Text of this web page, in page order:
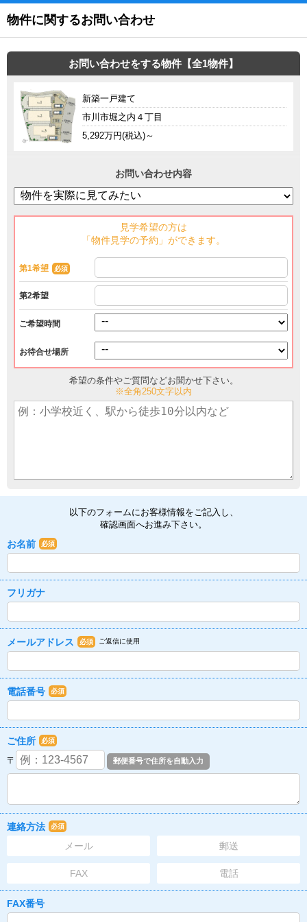
物件に関するお問い合わせ
お問い合わせをする物件【全1物件】
新築一戸建て
市川市堀之内４丁目
5,292万円(税込)～
お問い合わせ内容
見学希望の方は
「物件見学の予約」ができます。
第1希望 必須
第2希望
ご希望時間
お待合せ場所
希望の条件やご質問などお聞かせ下さい。
※全角250文字以内
以下のフォームにお客様情報をご記入し、
確認画面へお進み下さい。
お名前 必須
フリガナ
メールアドレス 必須 ご返信に使用
電話番号 必須
ご住所 必須
〒
連絡方法 必須
メール 郵送
FAX 電話
FAX番号